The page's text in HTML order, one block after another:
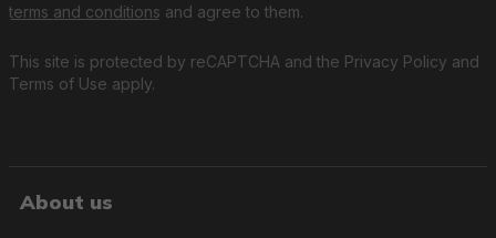
This site is protected by reCAPTCHA and the Privacy Policy and
Terms of Use apply.
terms and conditions and agree to them.
About us